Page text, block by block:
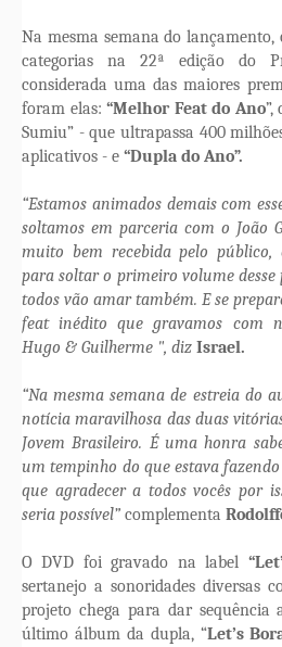
Na mesma semana do lançamento,
categorias na 22ª edição do
considerada uma das maiores
foram elas: “Melhor Feat do Ano”,
Sumiu” - que ultrapassa 400
aplicativos - e “Dupla do Ano”.
“Estamos animados demais com
soltamos em parceria com o João
muito bem recebida pelo público,
para soltar o primeiro volume
todos vão amar também. E se
feat inédito que gravamos com
Hugo & Guilherme ", diz Israel.
“Na mesma semana de estreia do
notícia maravilhosa das duas
Jovem Brasileiro. É uma honra
um tempinho do que estava
que agradecer a todos vocês por
seria possível” complementa
O DVD foi gravado na label
sertanejo a sonoridades diversas
projeto chega para dar sequência
último álbum da dupla, “Let’s